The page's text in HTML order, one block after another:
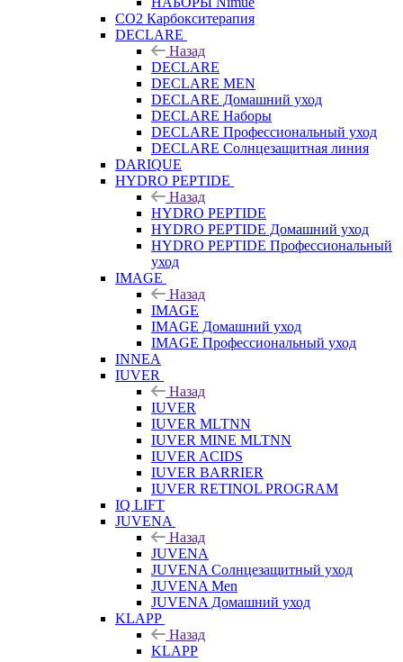
CO2 Карбокситерапия
DECLARE
Назад
DECLARE
DECLARE MEN
DECLARE Домашний уход
DECLARE Наборы
DECLARE Профессиональный уход
DECLARE Солнцезащитная линия
DARIQUE
HYDRO PEPTIDE
Назад
HYDRO PEPTIDE
HYDRO PEPTIDE Домашний уход
HYDRO PEPTIDE Профессиональный
уход
IMAGE
Назад
IMAGE
IMAGE Домашний уход
IMAGE Профессиональный уход
INNEA
IUVER
Назад
IUVER
IUVER MLTNN
IUVER MINE MLTNN
IUVER ACIDS
IUVER BARRIER
IUVER RETINOL PROGRAM
IQ LIFT
JUVENA
Назад
JUVENA
JUVENA Солнцезащитный уход
JUVENA Men
JUVENA Домашний уход
KLAPP
Назад
KLAPP